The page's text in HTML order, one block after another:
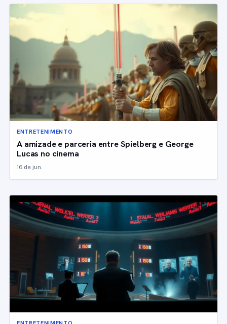
ENTRETENIMENTO
A amizade e parceria entre Spielberg e George
Lucas no cinema
16 de jun.